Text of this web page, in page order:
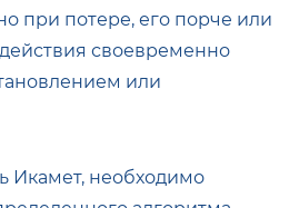
при потере, его порче или
своевременно
или
Икамет, необходимо